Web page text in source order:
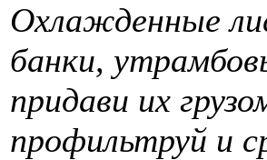
Охлажденные
банки,
придави их
профильтруй и